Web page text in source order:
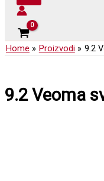
Home Proizvodi 9.2
9.2 Veoma